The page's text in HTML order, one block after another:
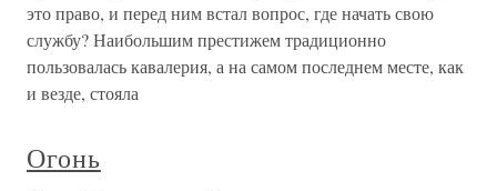
это право, и перед ним встал вопрос, где начать свою
службу? Наибольшим престижем традиционно
пользовалась кавалерия, а на самом последнем месте, как
и везде, стояла
Огонь